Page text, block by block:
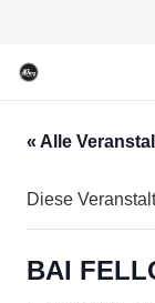
« Alle
Diese
BAI